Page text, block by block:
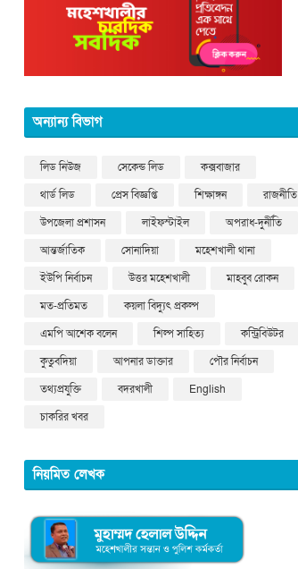
অন্যান্য বিভাগ
লিড নিউজ সেকেন্ড লিড
কক্সবাজার
থার্ড লিড
প্রেস বিজ্ঞপ্তি শিক্ষাঙ্গন
রাজনীতি
উপজেলা প্রশাসন
লাইফস্টাইল
অপরাধ-দুর্নীতি
আন্তর্জাতিক
সোনাদিয়া
মহেশখালী থানা
ইউপি নির্বাচন
উত্তর মহেশখালী
মাহবুব রোকন
মত-প্রতিমত
কয়লা বিদ্যুৎ প্রকল্প
এমপি আশেক বলেন
শিল্প সাহিত্য
কন্ট্রিবিউটর
কুতুবদিয়া
আপনার ডাক্তার
পৌর নির্বাচন
তথ্যপ্রযুক্তি
বদরখালী
English
চাকরির খবর
নিয়মিত লেখক